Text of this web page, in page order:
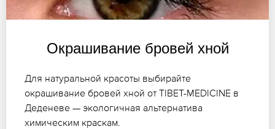
Окрашивание бровей хной
Для натуральной красоты выбирайте
окрашивание бровей хной от TIBET-MEDICINE в
Деденеве — экологичная альтернатива
химическим краскам.